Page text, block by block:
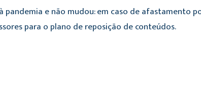
e não mudou: em caso de afastamento
para o plano de reposição de conteúdos.